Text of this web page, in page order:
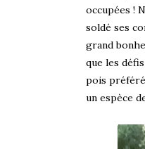
occupées !
soldé ses
grand
que les
pois
un espèce